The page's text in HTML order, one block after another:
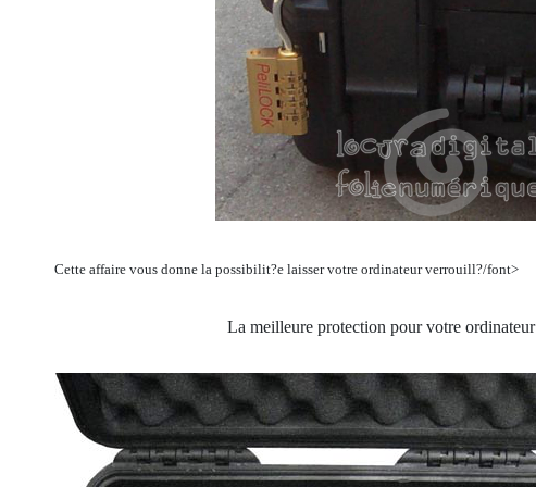
Cette affaire vous donne la possibilit?e laisser votre ordinateur verrouill?/font>
La meilleure protection pour votre ordinateur